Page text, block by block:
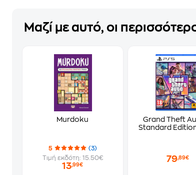
Μαζί με αυτό, οι
Murdoku
5
(3)
Τιμή εκδότη: 15.50€
13,99€
Grand Theft
Standard
79,89€